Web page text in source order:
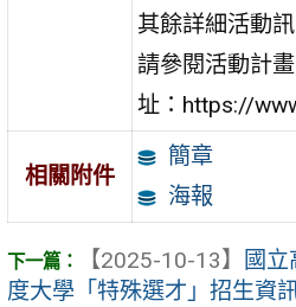
其餘詳細活動
請參閱活動計
址：https://
相關附件
簡章
海報
【2025-10-13】
國
度大學「特殊選才」招生資